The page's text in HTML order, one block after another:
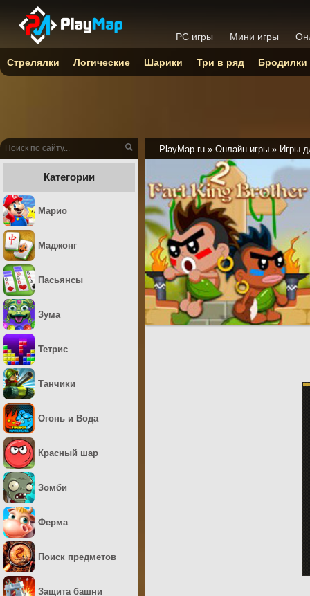
PlayMap.ru » Онлайн игры » Игры
Категории
Марио
Маджонг
Пасьянсы
Зума
Тетрис
Танчики
Огонь и Вода
Красный шар
Зомби
Ферма
Поиск предметов
Защита башни
PC игры Мини игры
Стрелялки Логические Шарики Три в ряд Бродилки